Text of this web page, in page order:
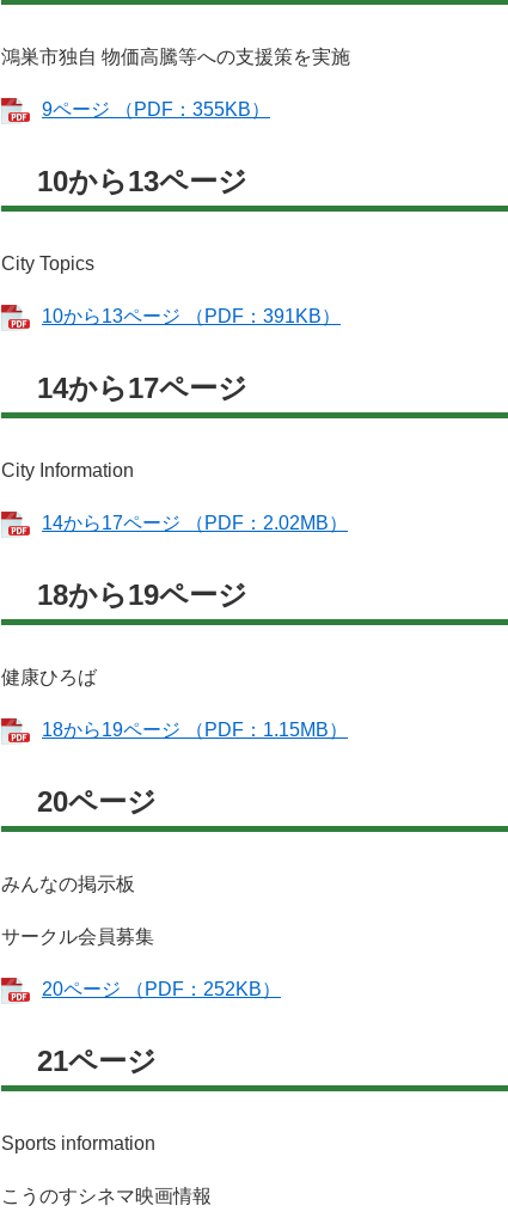
鴻巣市独自 物価高騰等への支援策を実施
9ページ （PDF：355KB）
10から13ページ
City Topics
10から13ページ （PDF：391KB）
14から17ページ
City Information
14から17ページ （PDF：2.02MB）
18から19ページ
健康ひろば
18から19ページ （PDF：1.15MB）
20ページ
みんなの掲示板
サークル会員募集
20ページ （PDF：252KB）
21ページ
Sports information
こうのすシネマ映画情報